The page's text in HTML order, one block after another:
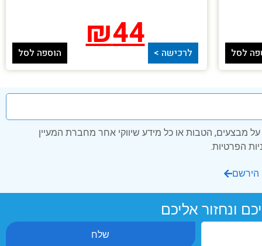
לסל ₪44 הוספה לסל לרכישה >
מבצעים, הטבות או כל מידע שיווקי אחר מחברת המעיין
הירשם
ונחזור אליכם
שלח